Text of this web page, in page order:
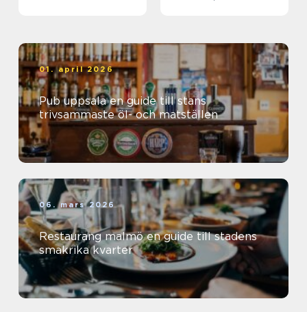
01. april 2026
Pub uppsala en guide till stans
trivsammaste öl- och matställen
06. mars 2026
Restaurang malmö en guide till stadens
smakrika kvarter